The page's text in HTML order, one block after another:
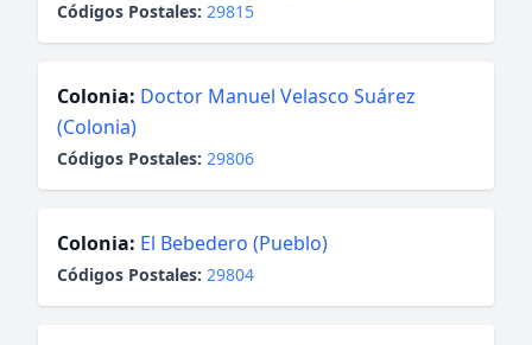
Códigos Postales: 29815
Colonia: Doctor Manuel Velasco Suárez
(Colonia)
Códigos Postales: 29806
Colonia: El Bebedero (Pueblo)
Códigos Postales: 29804